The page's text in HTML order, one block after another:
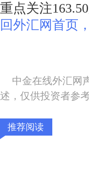
重点关注
回外汇网首页
中金在线外汇网
述，仅供投资者参
推荐阅读